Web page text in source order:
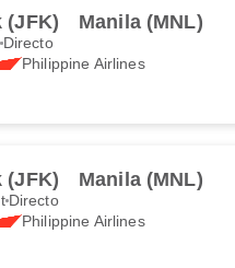
(JFK) Manila (MNL)
Directo
Philippine Airlines
(JFK) Manila (MNL)
Directo
Philippine Airlines